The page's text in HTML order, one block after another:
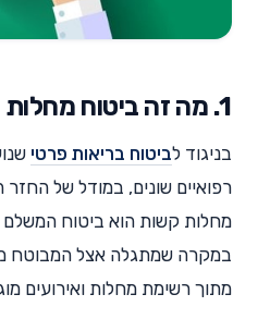
1. מה זה ביטוח מחלות קשות?
בניגוד לביטוח בריאות פרטי
רפואיים שונים, במודל של החזר
מחלות קשות הוא ביטוח
במקרה שמתגלה אצל המבוטח
מתוך רשימת מחלות ואירועים